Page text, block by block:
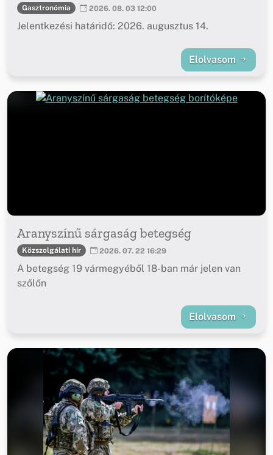
Gasztronómia 2026. 08. 03 12:00
Jelentkezési határidő: 2026. augusztus 14.
Elolvasom
Aranyszínű sárgaság betegség
Közszolgálati hír 2026. 07. 22 16:29
A betegség 19 vármegyéből 18-ban már jelen van
szőlőn
Elolvasom